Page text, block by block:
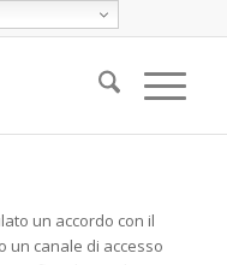
un accordo con il
un canale di accesso